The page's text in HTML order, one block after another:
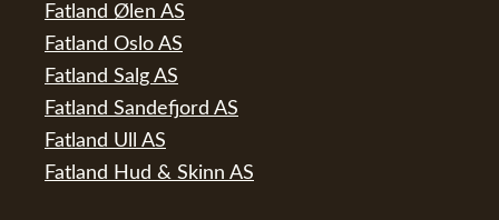
Fatland Ølen AS
Fatland Oslo AS
Fatland Salg AS
Fatland Sandefjord AS
Fatland Ull AS
Fatland Hud & Skinn AS